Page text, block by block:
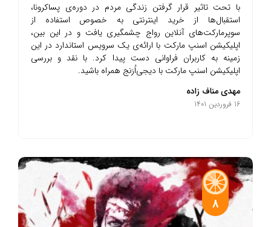
با تحت تاثیر قرار گرفتن زندگی مردم در دوره‌ی پساکرونا،
استقبال‌ها از خرید اینترنتی به خصوص استفاده از
سوپرمارکت‌های آنلاین رواج چشمگیری یافت و در این بین،
اپلیکیشن اسنپ مارکت با ارائه‌ی یک سرویس استاندارد در این
زمینه به کاربران فراوانی دست پیدا کرد. با نقد و بررسی
اپلیکیشن اسنپ مارکت با دیجی‌اُرَنج همراه باشید.
مهدی مناف زاده
16 فروردین 1401
8